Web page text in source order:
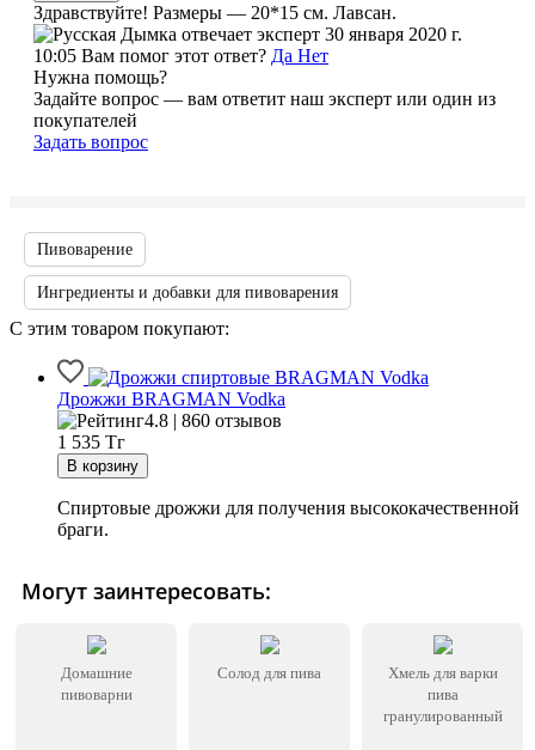
Здравствуйте! Размеры — 20*15 см. Лавсан.
эксперт 30 января 2020 г.
10:05 Вам помог этот ответ? Да Нет
Нужна помощь?
Задайте вопрос — вам ответит наш эксперт или один из
покупателей
Задать вопрос
Пивоварение
Ингредиенты и добавки для пивоварения
С этим товаром покупают:
Дрожжи BRAGMAN Vodka
4.8 | 860 отзывов
1 535 Тг
Спиртовые дрожжи для получения высококачественной
браги.
Могут заинтересовать:
Домашние
пивоварни
Солод для пива
Хмель для варки
пива
гранулированный